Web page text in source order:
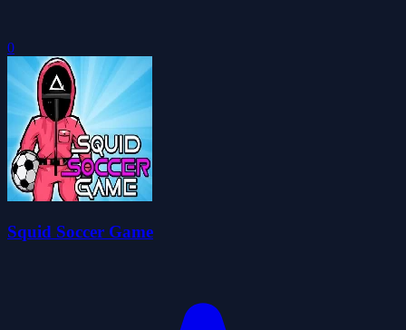
0
Squid Soccer Game